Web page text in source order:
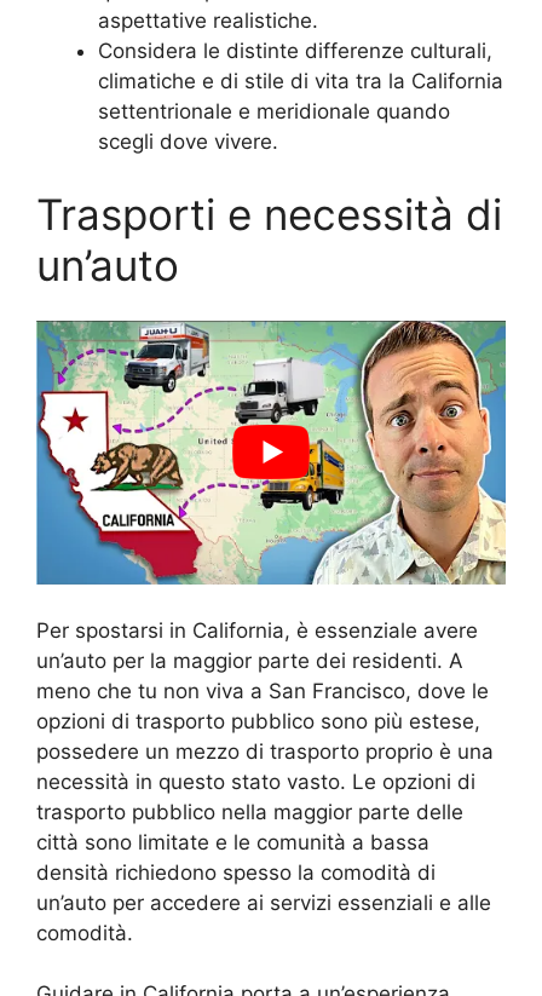
aspettative realistiche.
Considera le distinte differenze culturali,
climatiche e di stile di vita tra la California
settentrionale e meridionale quando
scegli dove vivere.
Trasporti e necessità di
un’auto
Per spostarsi in California, è essenziale avere
un’auto per la maggior parte dei residenti. A
meno che tu non viva a San Francisco, dove le
opzioni di trasporto pubblico sono più estese,
possedere un mezzo di trasporto proprio è una
necessità in questo stato vasto. Le opzioni di
trasporto pubblico nella maggior parte delle
città sono limitate e le comunità a bassa
densità richiedono spesso la comodità di
un’auto per accedere ai servizi essenziali e alle
comodità.